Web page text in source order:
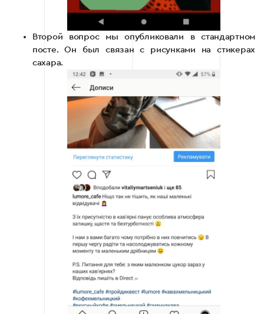
Второй вопрос мы опубликовали в стандартном
посте. Он был связан с рисунками на стикерах
сахара.